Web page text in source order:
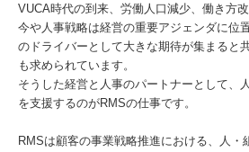
VUCA時代の到来、労働人口減少、働き方
今や人事戦略は経営の重要アジェンダに位
のドライバーとして大きな期待が集まると
も求められています。
そうした経営と人事のパートナーとして、
を支援するのがRMSの仕事です。
RMSは顧客の事業戦略推進における、人・